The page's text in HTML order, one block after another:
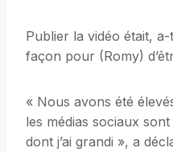
Publier la vidéo était,
façon pour (Romy)
« Nous avons été
les médias sociaux
dont j’ai grandi », a